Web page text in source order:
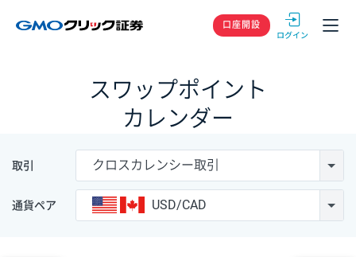
GMOクリック
口座開設
スワップポイント
カレンダー
取引 クロスカレンシー取引
通貨ペア USD/CAD